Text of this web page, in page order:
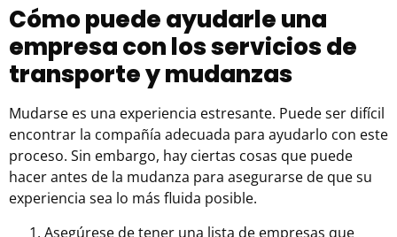
Cómo puede ayudarle una
empresa con los servicios de
transporte y mudanzas
Mudarse es una experiencia estresante. Puede ser difícil
encontrar la compañía adecuada para ayudarlo con este
proceso. Sin embargo, hay ciertas cosas que puede
hacer antes de la mudanza para asegurarse de que su
experiencia sea lo más fluida posible.
Asegúrese de tener una lista de empresas que